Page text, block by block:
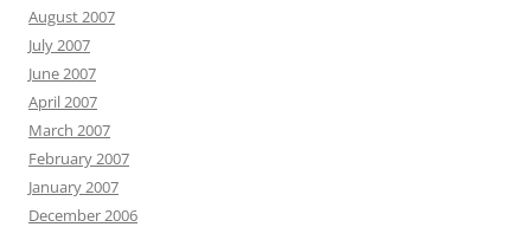
August 2007
July 2007
June 2007
April 2007
March 2007
February 2007
January 2007
December 2006